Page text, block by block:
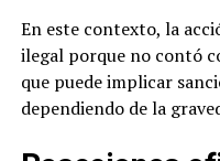
En este contexto, la
ilegal porque no contó
que puede implicar
dependiendo de la